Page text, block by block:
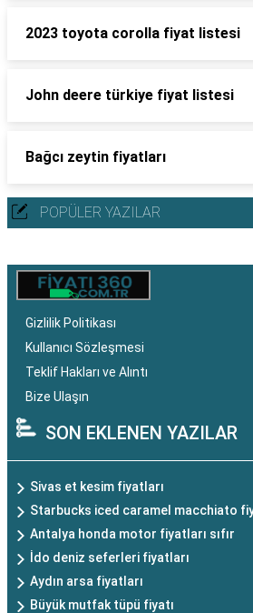
2023 toyota corolla fiyat listesi
John deere türkiye fiyat listesi
Bağcı zeytin fiyatları
POPÜLER YAZILAR
Gizlilik Politikası
Kullanıcı Sözleşmesi
Teklif Hakları ve Alıntı
Bize Ulaşın
SON EKLENEN YAZILAR
Sivas et kesim fiyatları
Starbucks iced caramel macchiato
Antalya honda motor fiyatları sıfır
İdo deniz seferleri fiyatları
Aydın arsa fiyatları
Büyük mutfak tüpü fiyatı